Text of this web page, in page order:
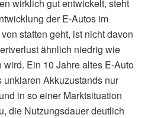
wirklich gut entwickelt, steht
der E-Autos im
statten geht, ist nicht davon
ähnlich niedrig wie
Ein 10 Jahre altes E-Auto
Akkuzustands nur
in so einer Marktsituation
die Nutzungsdauer deutlich